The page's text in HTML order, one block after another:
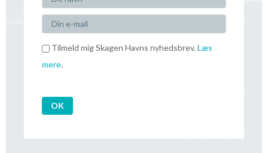
Tilmeld mig Skagen Havns nyhedsbrev. Læs
mere.